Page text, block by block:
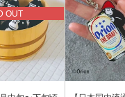
OUT